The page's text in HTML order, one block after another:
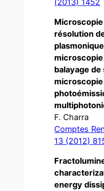
Microscopie
résolution
balayage
microscopie
F. Charra
Comptes
13 (2012)
energy